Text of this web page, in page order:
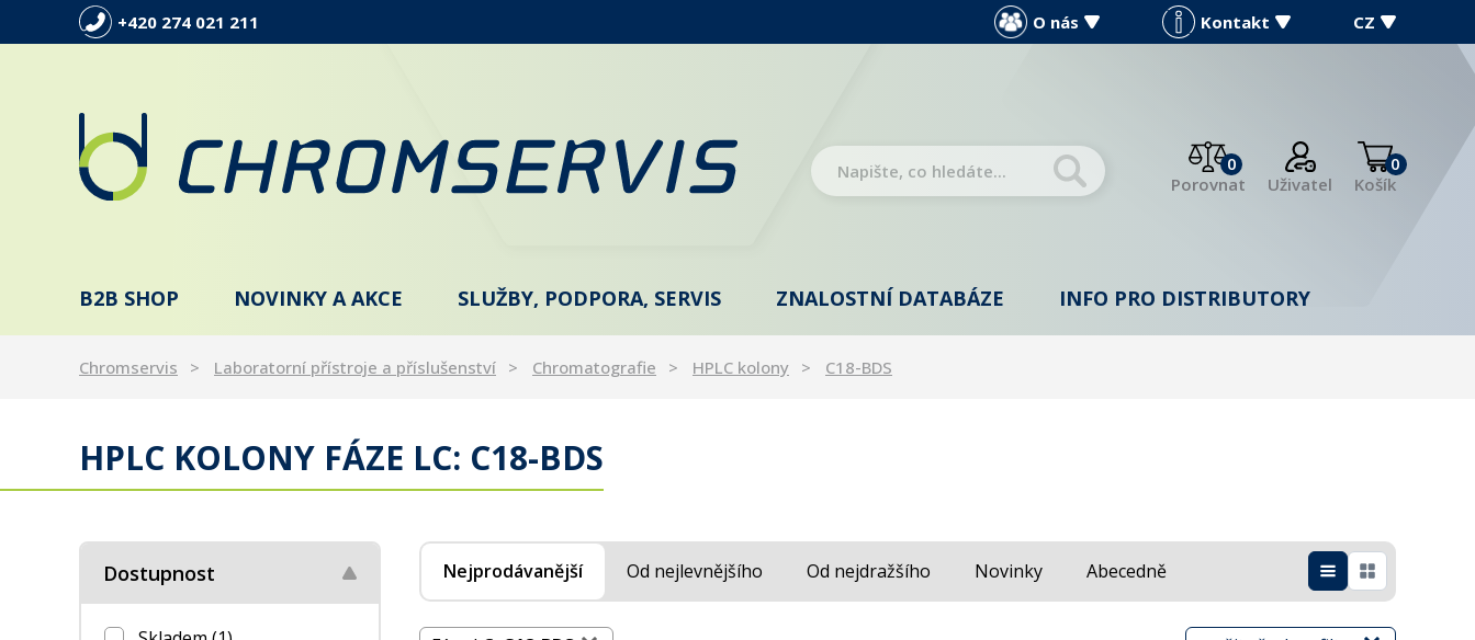
+420 274 021 211 O nás Kontakt CZ
0
Porovnat
Uživatel
0
Košík
B2B SHOP NOVINKY A AKCE SLUŽBY, PODPORA, SERVIS ZNALOSTNÍ DATABÁZE INFO PRO DISTRIBUTORY
Chromservis Laboratorní přístroje a příslušenství Chromatografie HPLC kolony C18-BDS
HPLC KOLONY FÁZE LC: C18-BDS
Dostupnost Nejprodávanější Od nejlevnějšího Od nejdražšího Novinky Abecedně